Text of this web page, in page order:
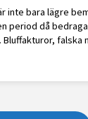
inte bara lägre
period då
falska